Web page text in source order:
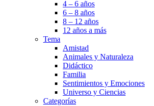
4 – 6 años
6 – 8 años
8 – 12 años
12 años a más
Tema
Amistad
Animales y Naturaleza
Didáctico
Familia
Sentimientos y Emociones
Universo y Ciencias
Categorías